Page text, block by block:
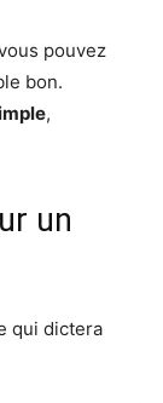
pouvez
bon.
,
un
qui dictera